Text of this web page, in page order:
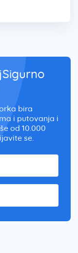
bira
i putovanja i
od 10.000
se.